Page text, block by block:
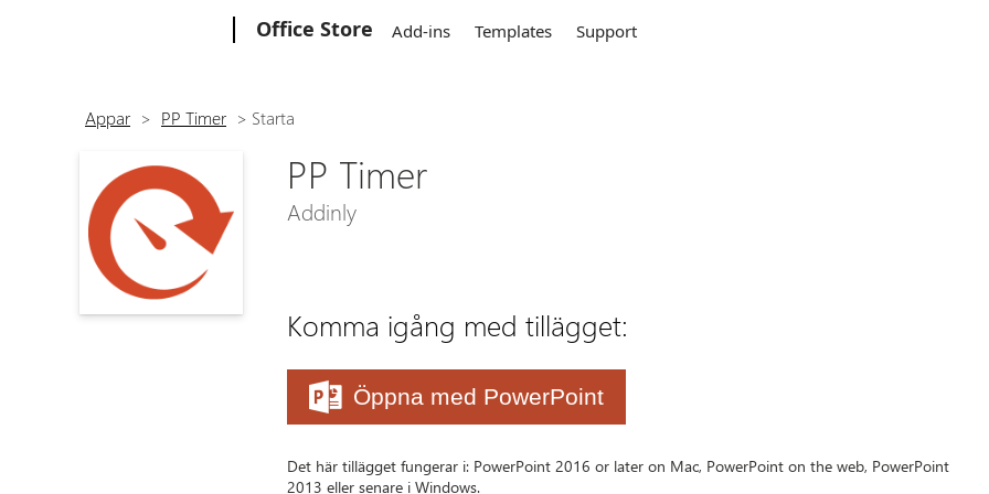
Office Store Add-ins Templates Support
Appar > PP Timer > Starta
PP Timer
Addinly
Komma igång med tillägget:
Öppna med PowerPoint
Det här tillägget fungerar i: PowerPoint 2016 or later on Mac, PowerPoint on the web, PowerPoint
2013 eller senare i Windows.